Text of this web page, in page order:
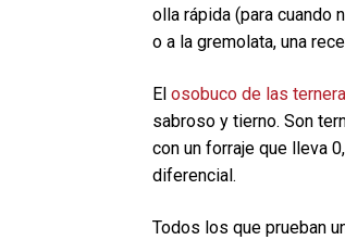
olla rápida (para cuando
o a la gremolata, una
Elosobuco de las
sabroso y tierno. Son
con un forraje que lleva
diferencial.
Todos los que prueban